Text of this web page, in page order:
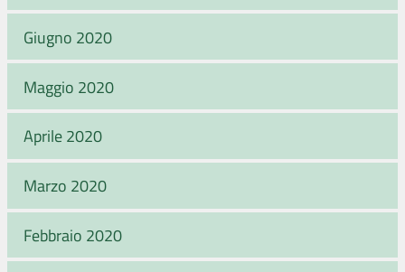
Giugno 2020
Maggio 2020
Aprile 2020
Marzo 2020
Febbraio 2020